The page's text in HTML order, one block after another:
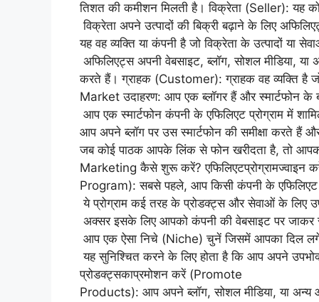
तिशत की कमीशन मिलती है। विक्रेता (Seller): यह
विक्रेता अपने उत्पादों की बिक्री बढ़ाने के लिए
यह वह व्यक्ति या कंपनी है जो विक्रेता के उत्पादों या
अफिलिएट्स अपनी वेबसाइट, ब्लॉग, सोशल मीडिया,
करते हैं। ग्राहक (Customer): ग्राहक वह व्यक्ति है
Market उदाहरण: आप एक ब्लॉगर हैं और स्मार्टफोन के
आप एक स्मार्टफोन कंपनी के एफिलिएट प्रोग्राम में
आप अपने ब्लॉग पर उस स्मार्टफोन की समीक्षा करते
जब कोई पाठक आपके लिंक से फोन खरीदता है, तो
Marketing कैसे शुरू करें?
Program): सबसे पहले, आप किसी कंपनी के
ये प्रोग्राम कई तरह के प्रोडक्ट्स और सेवाओं के लिए
अक्सर इसके लिए आपको कंपनी की वेबसाइट पर जाकर
आप एक ऐसा निचे (Niche) चुनें जिसमें आपका दिल
यह सुनिश्चित करने के लिए होता है कि आप अपने
प्रोडक्ट्सकाप्रमोशन करें (Promote
Products): आप अपने ब्लॉग, सोशल मीडिया, या अन्य